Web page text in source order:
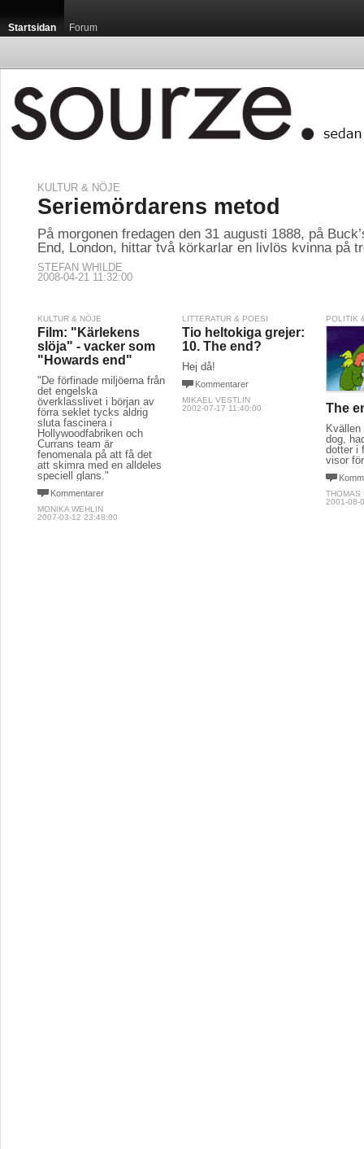
Startsidan Forum
KULTUR & NÖJE
Seriemördarens metod
På morgonen fredagen den 31 augusti 1888, på
End, London, hittar två körkarlar en livlös kvinna på
STEFAN WHILDE
2008-04-21 11:32:00
KULTUR & NÖJE
Film: "Kärlekens
slöja" - vacker som
"Howards end"
"De förfinade miljöerna från
det engelska
överklasslivet i början av
förra seklet tycks aldrig
sluta fascinera i
Hollywoodfabriken och
Currans team är
fenomenala på att få det
att skimra med en alldeles
speciell glans."
Kommentarer
MONIKA WEHLIN
2007-03-12 23:48:00
LITTERATUR & POESI
Tio heltokiga grejer:
10. The end?
Hej då!
Kommentarer
MIKAEL VESTLIN
2002-07-17 11:40:00
POLITIK
The
Kvällen
dog,
dotter i
visor
THOMAS
2001-08-